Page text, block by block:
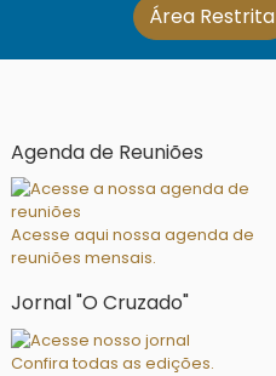
Área Restrita
Agenda de Reuniões
Acesse aqui nossa agenda de
reuniões mensais.
Jornal "O Cruzado"
Confira todas as edições.